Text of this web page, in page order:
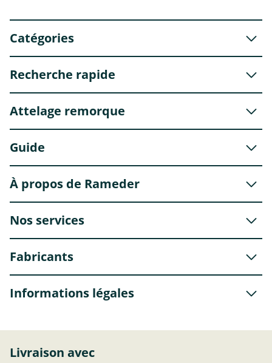
Catégories
Recherche rapide
Attelage remorque
Guide
À propos de Rameder
Nos services
Fabricants
Informations légales
Livraison avec